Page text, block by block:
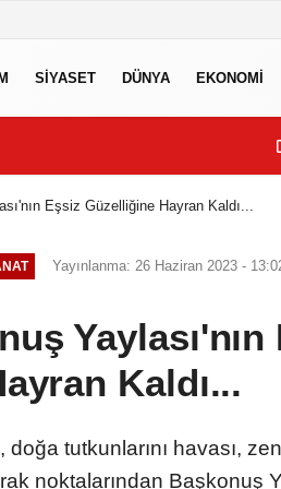
SİYASET DÜNYA EKONOMİ
Eşsiz Güzelliğine Hayran Kaldı...
Yayınlanma: 26 Haziran 2023 -
Kaldı...
tutkunlarını havası,
noktalarından Başkonuş